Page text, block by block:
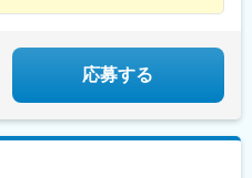
滑河駅、大網駅、北信太駅、寝屋川
阿波山川駅、石井駅(徳島県)、南小
、五位堂駅、富雄駅、西加積駅、
応募する